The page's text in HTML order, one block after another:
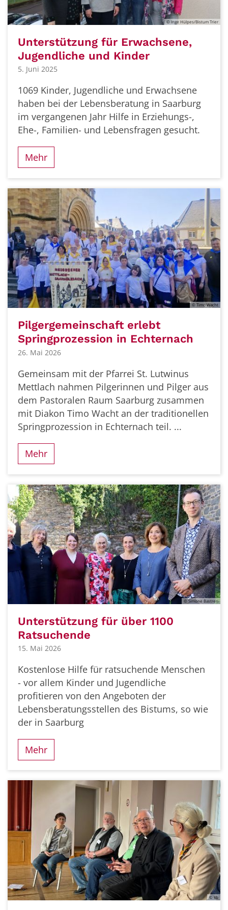
© Inge Hülpes/Bistum Trier
Unterstützung für Erwachsene,
Jugendliche und Kinder
5. Juni 2025
1069 Kinder, Jugendliche und Erwachsene
haben bei der Lebensberatung in Saarburg
im vergangenen Jahr Hilfe in Erziehungs-,
Ehe-, Familien- und Lebensfragen gesucht.
Mehr
© Timo Wacht
Pilgergemeinschaft erlebt
Springprozession in Echternach
26. Mai 2026
Gemeinsam mit der Pfarrei St. Lutwinus
Mettlach nahmen Pilgerinnen und Pilger aus
dem Pastoralen Raum Saarburg zusammen
mit Diakon Timo Wacht an der traditionellen
Springprozession in Echternach teil. ...
Mehr
© Simone Bastreri
Unterstützung für über 1100
Ratsuchende
15. Mai 2026
Kostenlose Hilfe für ratsuchende Menschen
- vor allem Kinder und Jugendliche
profitieren von den Angeboten der
Lebensberatungsstellen des Bistums, so wie
der in Saarburg
Mehr
© sb